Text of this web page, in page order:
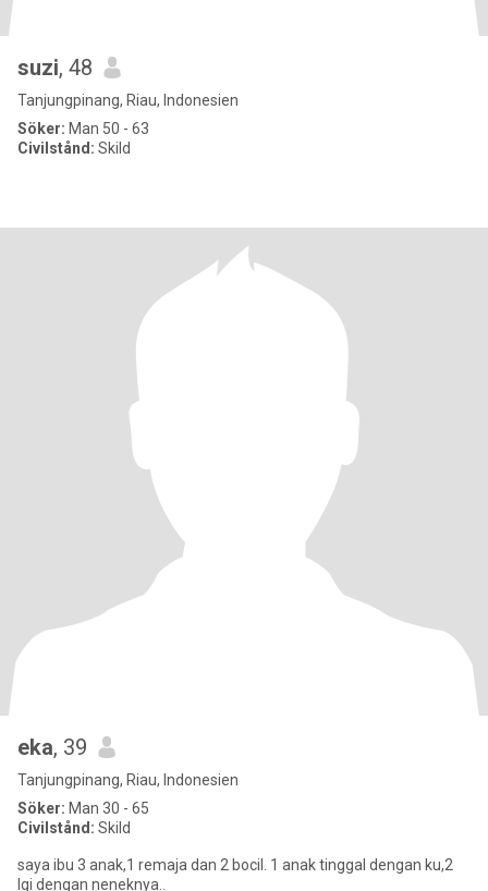
suzi, 48
Tanjungpinang, Riau, Indonesien
Söker: Man 50 - 63
Civilstånd: Skild
eka, 39
Tanjungpinang, Riau, Indonesien
Söker: Man 30 - 65
Civilstånd: Skild
saya ibu 3 anak,1 remaja dan 2 bocil. 1 anak tinggal dengan ku,2
lgi dengan neneknya..